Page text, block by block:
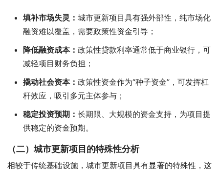
填补市场失灵 ： 城市更新项目具有强外部性，纯市场化
融资难以覆盖，需要政策性资金引导；
降低融资成本： 政策性贷款利率通常低于商业银行，可
减轻项目财务负担；
撬动社会资本： 政策性资金作为“种子资金”，可发挥杠
杆效应，吸引多元主体参与；
稳定投资预期 ： 长期限、大规模的资金支持，为项目提
供稳定的资金预期。
（二）城市更新项目的特殊性分析
相较于传统基础设施，城市更新项目具有显著的特殊性，这